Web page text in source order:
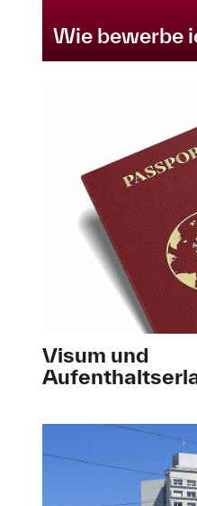
Wie bewerbe
Visum und